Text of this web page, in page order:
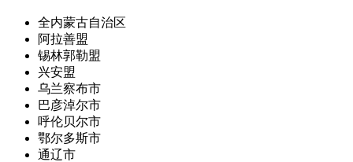
全内蒙古自治区
阿拉善盟
锡林郭勒盟
兴安盟
乌兰察布市
巴彦淖尔市
呼伦贝尔市
鄂尔多斯市
通辽市